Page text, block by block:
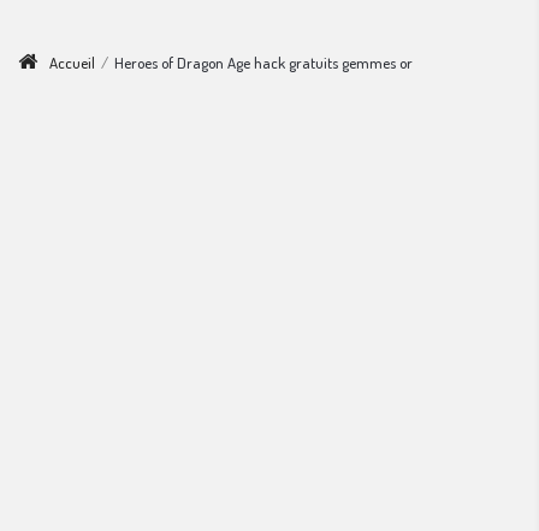
Accueil / Heroes of Dragon Age hack gratuits gemmes or